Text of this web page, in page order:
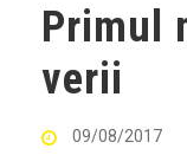
Primul
verii
09/08/2017